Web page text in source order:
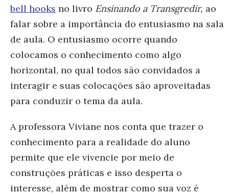
bell hooks no livro Ensinando a Transgredir, ao
falar sobre a importância do entusiasmo na sala
de aula. O entusiasmo ocorre quando
colocamos o conhecimento como algo
horizontal, no qual todos são convidados a
interagir e suas colocações são aproveitadas
para conduzir o tema da aula.
A professora Viviane nos conta que trazer o
conhecimento para a realidade do aluno
permite que ele vivencie por meio de
construções práticas e isso desperta o
interesse, além de mostrar como sua voz é